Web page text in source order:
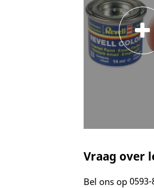
Vraag over
Bel ons op 0593-